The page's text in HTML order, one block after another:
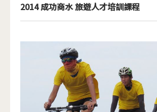
2014 成功商水 旅遊人才培訓課程